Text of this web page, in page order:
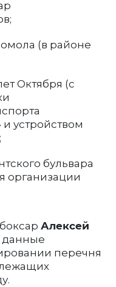
(в районе
Октября (с
и устройством
бульвара
организации
Алексей
данные
перечня